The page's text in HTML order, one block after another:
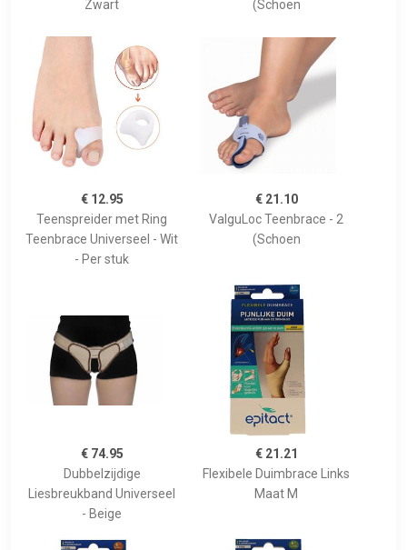
Zwart
(Schoen
€ 12.95
Teenspreider met Ring
Teenbrace Universeel - Wit
- Per stuk
€ 21.10
ValguLoc Teenbrace - 2
(Schoen
€ 74.95
Dubbelzijdige
Liesbreukband Universeel
- Beige
€ 21.21
Flexibele Duimbrace Links
Maat M